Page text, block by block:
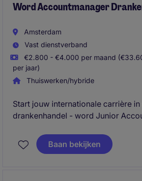
Word Accountmanager
Amsterdam
Vast dienstverband
€2.800 - €4.000 per maand
per jaar)
Thuiswerken/hybride
Start jouw internationale carrière in
drankenhandel - word Junior
klaar om je commerciële talent in te
wereldniveau? In deze rol werk je
Baan bekijken